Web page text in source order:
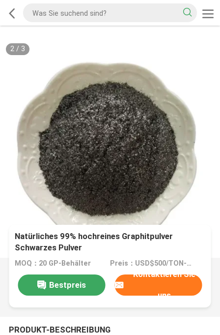
2/ 3
Natürliches 99% hochreines Graphitpulver
Schwarzes Pulver
MOQ：20 GP-Behälter Preis：USD$500/TON-USD$3000/TON
Bestpreis
Kontaktieren Sie
uns
PRODUKT-BESCHREIBUNG